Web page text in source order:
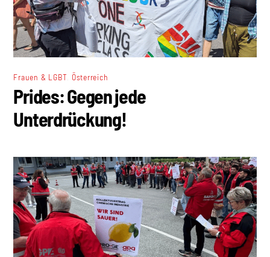
Frauen & LGBT Österreich
Prides: Gegen jede
Unterdrückung!